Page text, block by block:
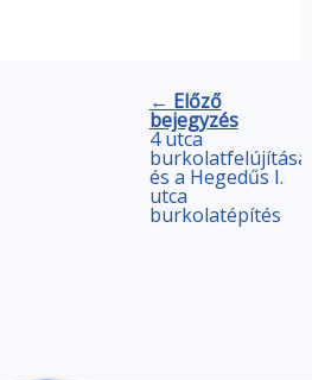
← Előző
bejegyzés
4 utca
burkolatfelújítása
és a Hegedűs I.
utca
burkolatépítés